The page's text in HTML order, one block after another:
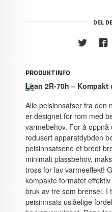
DEL
PRODUKTINFO
Lean 2R-70h –
Alle peisinnsatser fra den
er designet for rom med
varmebehov. For å
redusert apparatdybden
peisinnsatsene et bredt
minimalt plassbehov,
tross for lav varmeeffekt!
kompakte formatet
bruk av tre som brensel. I
peisinnsats uslåelige